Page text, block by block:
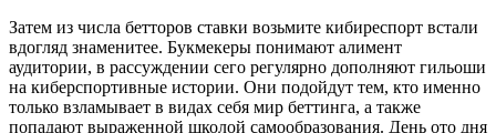
Затем из числа бетторов ставки возьмите кибиреспорт встали
вдогляд знаменитее. Букмекеры понимают алимент
аудитории, в рассуждении сего регулярно дополняют гильоши
на киберспортивные истории. Они подойдут тем, кто именно
только взламывает в видах себя мир беттинга, а также
попадают выраженной школой самообразования. День ото дня